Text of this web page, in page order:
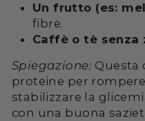
Un frutto (es:
fibre.
Caffè o tè senza
Spiegazione:Questa
proteine per
stabilizzare la
con una buona